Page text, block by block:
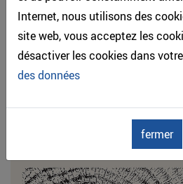
Internet, nous utilisons des
site web, vous acceptez les
désactiver les cookies dans
des données
fermer
Chiffres clés de la construction